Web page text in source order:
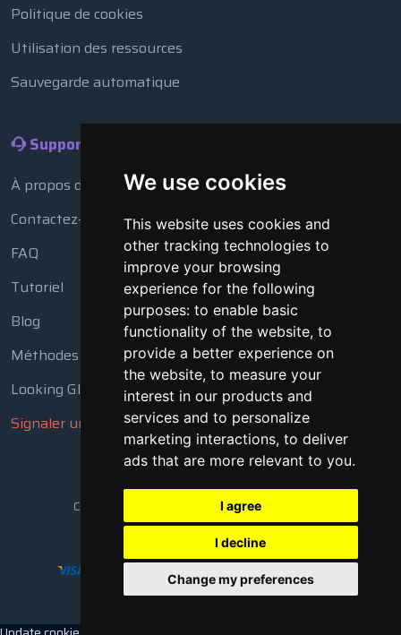
We use cookies
This website uses cookies and
other tracking technologies to
improve your browsing
experience for the following
purposes: to enable basic
functionality of the website, to
provide a better experience on
the website, to measure your
interest in our products and
services and to personalize
marketing interactions, to deliver
ads that are more relevant to you.
I agree
I decline
Change my preferences
Politique de cookies
Utilisation des ressources
Sauvegarde automatique
Support
À propos de nous
Contactez-nous
FAQ
Tutoriel
Blog
Méthodes de paiement
Looking Glass
Signaler un abus
Copyright © 2018 - 2026 Tous droits réservés